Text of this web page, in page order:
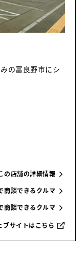
の富良野市にシ
の店舗の詳細情報
商談できるクルマ
商談できるクルマ
ブサイトはこちら